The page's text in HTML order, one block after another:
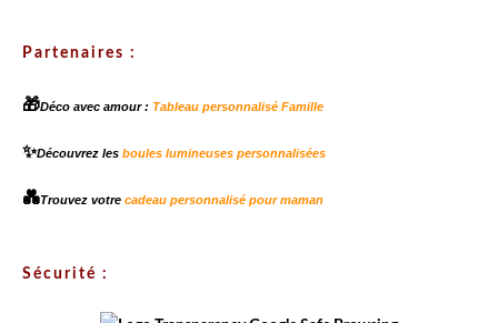
Partenaires :
🎁Déco avec amour : Tableau personnalisé Famille
✨Découvrez les boules lumineuses personnalisées
💑Trouvez votre cadeau personnalisé pour maman
Sécurité :